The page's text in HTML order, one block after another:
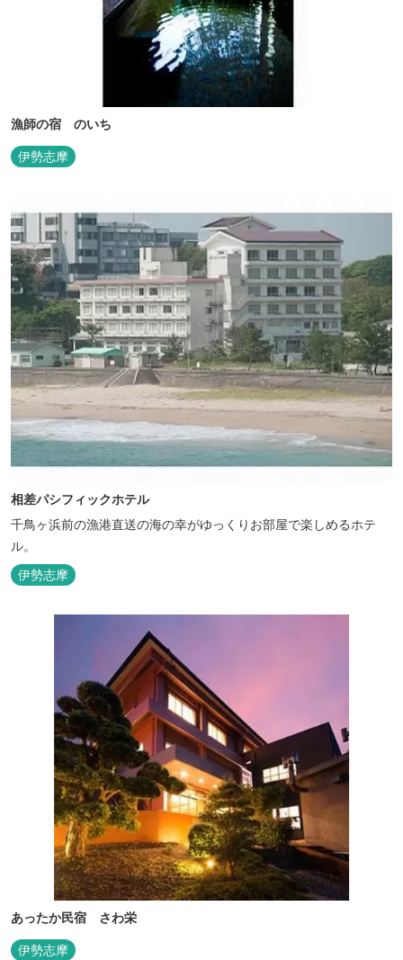
漁師の宿 のいち
伊勢志摩
相差パシフィックホテル
千鳥ヶ浜前の漁港直送の海の幸がゆっくりお部屋で楽しめるホテ
ル。
伊勢志摩
あったか民宿 さわ栄
伊勢志摩